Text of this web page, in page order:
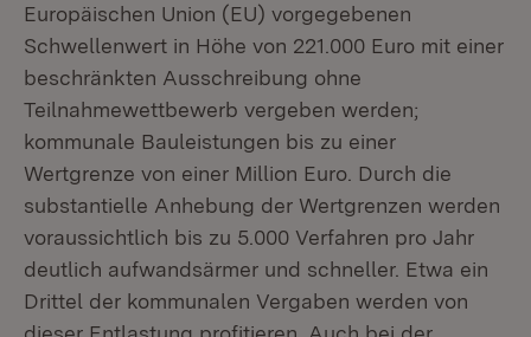
Europäischen Union (EU) vorgegebenen
Schwellenwert in Höhe von 221.000 Euro mit einer
beschränkten Ausschreibung ohne
Teilnahmewettbewerb vergeben werden;
kommunale Bauleistungen bis zu einer
Wertgrenze von einer Million Euro. Durch die
substantielle Anhebung der Wertgrenzen werden
voraussichtlich bis zu 5.000 Verfahren pro Jahr
deutlich aufwandsärmer und schneller. Etwa ein
Drittel der kommunalen Vergaben werden von